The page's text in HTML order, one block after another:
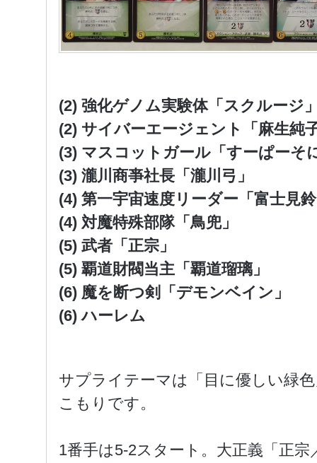
(2) 強化ゲノム実験体「スクルージ
(2) サイバーエージェント「麻生純
(3) マスコットガール「すーぱーそ
(3) 瀧川商亊社長「瀧川弓」
(4) 第一宇宙速度リーダー「富士見
(4) 対魔特殊部隊「鳥兜」
(5) 武者「正宗」
(5) 覇道財閥当主「覇道瑠璃」
(6) 魔を断つ剣「デモンベイン」
(6) ハーレム
サプライテーマは「目に優しい緑
こもりです。
1番手は5-2スタート。大正義「正